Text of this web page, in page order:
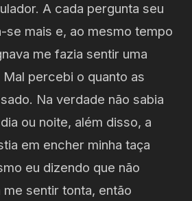
A cada pergunta seu
se mais e, ao mesmo tempo
me fazia sentir uma
percebi o quanto as
Na verdade não sabia
ou noite, além disso, a
em encher minha taça
eu dizendo que não
sentir tonta, então